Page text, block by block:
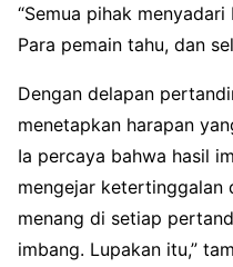
“Semua pihak
Para pemain tahu, dan
Dengan delapan
menetapkan harapan
Ia percaya bahwa hasil
mengejar ketertinggalan
menang di setiap
imbang. Lupakan itu,”